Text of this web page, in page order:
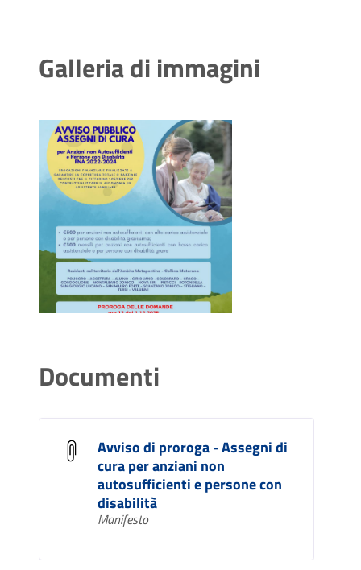
Galleria di immagini
Documenti
Avviso di proroga - Assegni di
cura per anziani non
autosufficienti e persone con
disabilità
Manifesto